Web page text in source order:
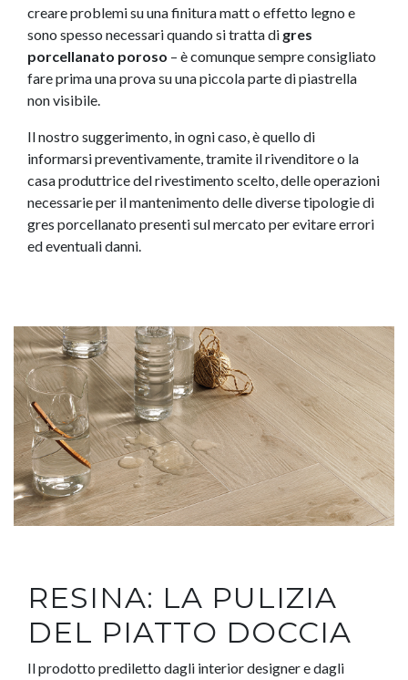
creare problemi su una finitura matt o effetto legno e
sono spesso necessari quando si tratta di gres
porcellanato poroso – è comunque sempre consigliato
fare prima una prova su una piccola parte di piastrella
non visibile.
Il nostro suggerimento, in ogni caso, è quello di
informarsi preventivamente, tramite il rivenditore o la
casa produttrice del rivestimento scelto, delle operazioni
necessarie per il mantenimento delle diverse tipologie di
gres porcellanato presenti sul mercato per evitare errori
ed eventuali danni.
RESINA: LA PULIZIA
DEL PIATTO DOCCIA
Il prodotto prediletto dagli interior designer e dagli